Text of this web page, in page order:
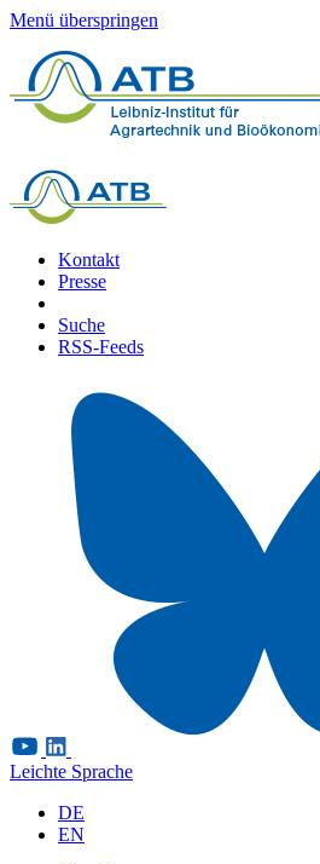
Menü überspringen
Kontakt
Presse
Suche
RSS-Feeds
Leichte Sprache
DE
EN